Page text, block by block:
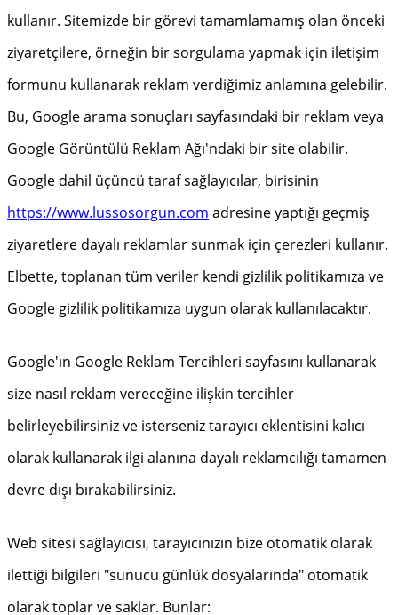
kullanır. Sitemizde bir görevi tamamlamamış olan önceki
ziyaretçilere, örneğin bir sorgulama yapmak için iletişim
formunu kullanarak reklam verdiğimiz anlamına gelebilir.
Bu, Google arama sonuçları sayfasındaki bir reklam veya
Google Görüntülü Reklam Ağı'ndaki bir site olabilir.
Google dahil üçüncü taraf sağlayıcılar, birisinin
https://www.lussosorgun.com adresine yaptığı geçmiş
ziyaretlere dayalı reklamlar sunmak için çerezleri kullanır.
Elbette, toplanan tüm veriler kendi gizlilik politikamıza ve
Google gizlilik politikamıza uygun olarak kullanılacaktır.
Google'ın Google Reklam Tercihleri ​​sayfasını kullanarak
size nasıl reklam vereceğine ilişkin tercihler
belirleyebilirsiniz ve isterseniz tarayıcı eklentisini kalıcı
olarak kullanarak ilgi alanına dayalı reklamcılığı tamamen
devre dışı bırakabilirsiniz.
Web sitesi sağlayıcısı, tarayıcınızın bize otomatik olarak
ilettiği bilgileri "sunucu günlük dosyalarında" otomatik
olarak toplar ve saklar. Bunlar: